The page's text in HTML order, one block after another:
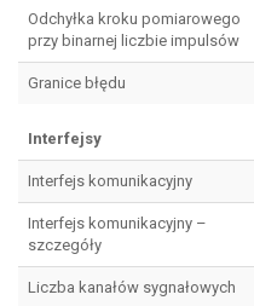
Odchyłka kroku pomiarowego
przy binarnej liczbie impulsów
Granice błędu
Interfejsy
Interfejs komunikacyjny
Interfejs komunikacyjny –
szczegóły
Liczba kanałów sygnałowych